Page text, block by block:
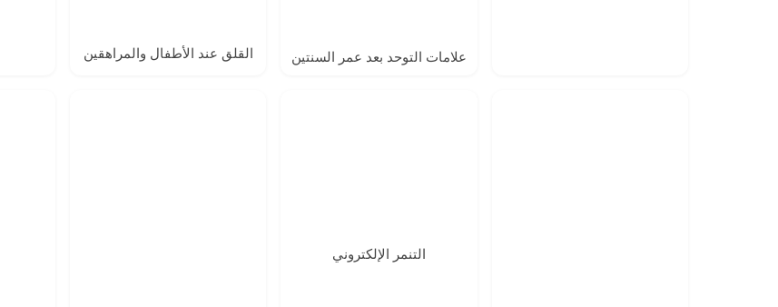
علامات التوحد بعد عمر السنتين القلق عند الأطفال والمراهقين
التنمر الإلكتروني